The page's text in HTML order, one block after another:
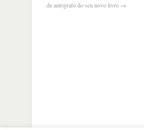
de autógrafo do seu novo livro →